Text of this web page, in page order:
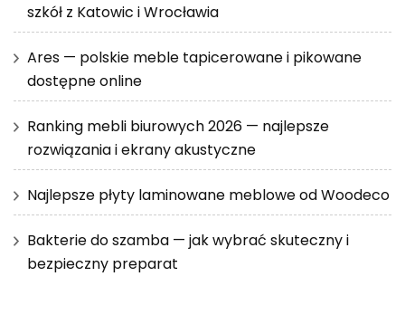
szkół z Katowic i Wrocławia
Ares — polskie meble tapicerowane i pikowane
dostępne online
Ranking mebli biurowych 2026 — najlepsze
rozwiązania i ekrany akustyczne
Najlepsze płyty laminowane meblowe od Woodeco
Bakterie do szamba — jak wybrać skuteczny i
bezpieczny preparat